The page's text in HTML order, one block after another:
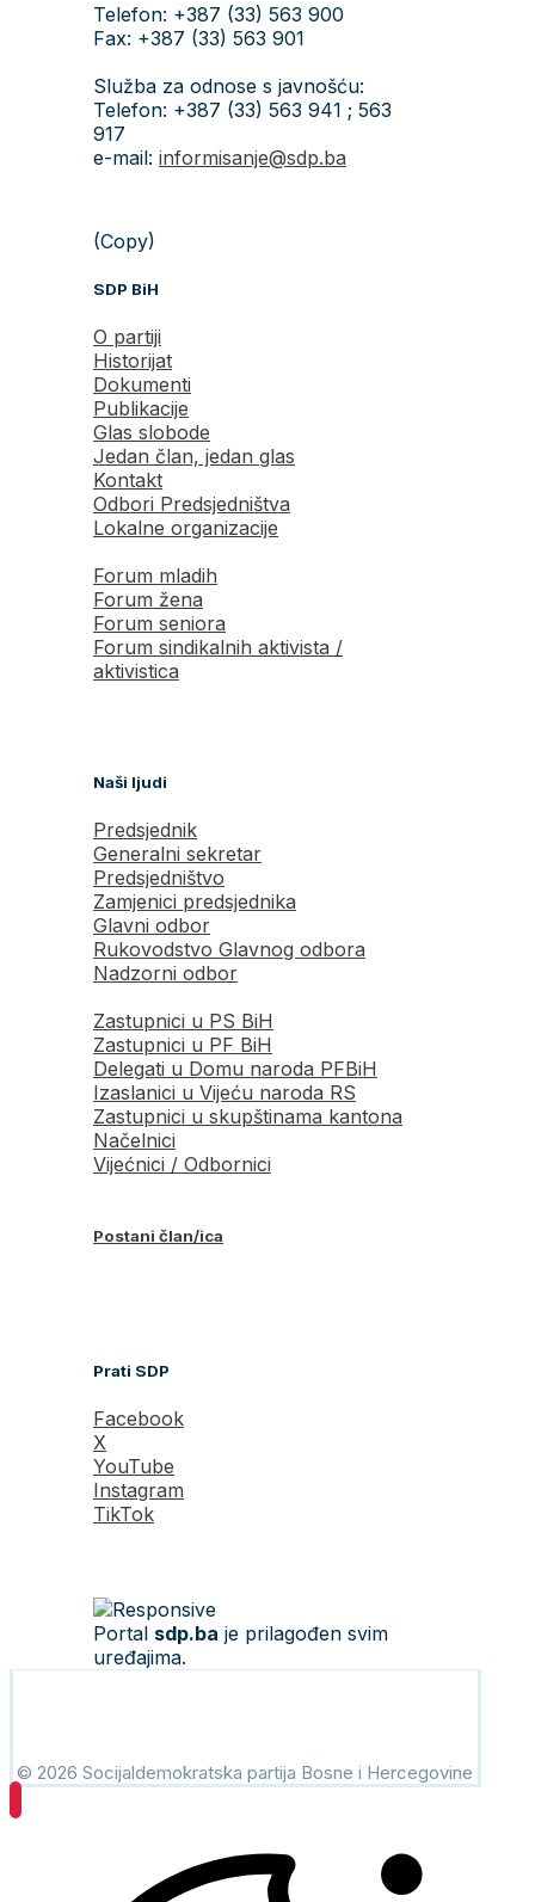
Telefon: +387 (33) 563 900
Fax: +387 (33) 563 901
Služba za odnose s javnošću:
Telefon: +387 (33) 563 941 ; 563
917
e-mail: informisanje@sdp.ba
(Copy)
SDP BiH
O partiji
Historijat
Dokumenti
Publikacije
Glas slobode
Jedan član, jedan glas
Kontakt
Odbori Predsjedništva
Lokalne organizacije
Forum mladih
Forum žena
Forum seniora
Forum sindikalnih aktivista /
aktivistica
Naši ljudi
Predsjednik
Generalni sekretar
Predsjedništvo
Zamjenici predsjednika
Glavni odbor
Rukovodstvo Glavnog odbora
Nadzorni odbor
Zastupnici u PS BiH
Zastupnici u PF BiH
Delegati u Domu naroda PFBiH
Izaslanici u Vijeću naroda RS
Zastupnici u skupštinama kantona
Načelnici
Vijećnici / Odbornici
Postani član/ica
Prati SDP
Facebook
X
YouTube
Instagram
TikTok
Portal sdp.ba je prilagođen svim
uređajima.
© 2026 Socijaldemokratska partija Bosne i Hercegovine